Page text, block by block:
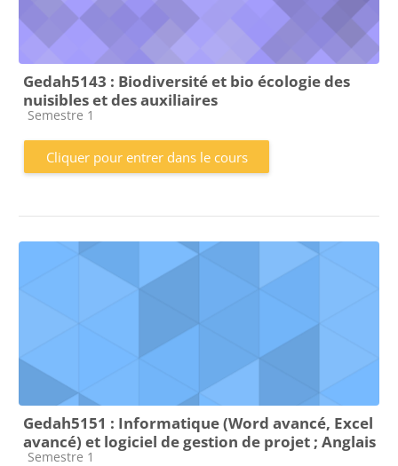
Gedah5143 : Biodiversité et bio écologie des
nuisibles et des auxiliaires
Catégorie de cours
Semestre 1
Cliquer pour entrer dans le cours
Gedah5151 : Informatique (Word avancé, Excel
avancé) et logiciel de gestion de projet ; Anglais
Catégorie de cours
Semestre 1